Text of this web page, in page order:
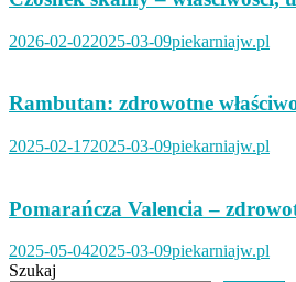
2026-02-022025-03-09piekarniajw.pl
Rambutan: zdrowotne
2025-02-172025-03-09piekarniajw.pl
Pomarańcza Valencia –
2025-05-042025-03-09piekarniajw.pl
Szukaj